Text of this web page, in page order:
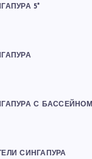
5*
С БАССЕЙНОМ
СИНГАПУРА